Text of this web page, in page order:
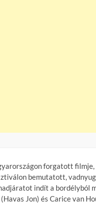
forgatott
bemutatott,
indít a bordélyból
Jon) és Carice van